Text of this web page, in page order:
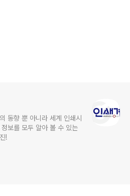
동향 뿐 아니라 세계 인쇄시
보를 모두 알아 볼 수 있는
!